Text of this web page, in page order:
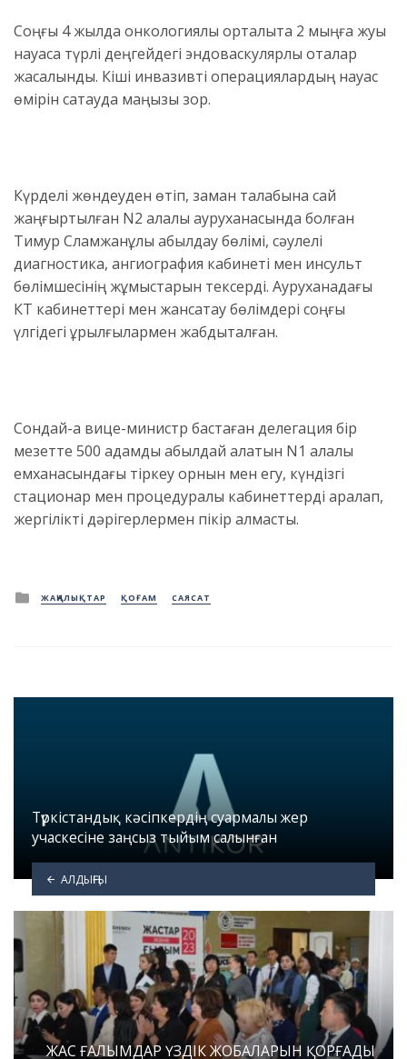
Соңғы 4 жылда онкологиялық орталықта 2 мыңға жуық
науқасқа түрлі деңгейдегі эндоваскулярлы оталар
жасалынды. Кіші инвазивті операциялардың науқас
өмірін сақтауда маңызы зор.
Күрделі жөндеуден өтіп, заман талабына сай
жаңғыртылған N2 қалалық ауруханасында болған
Тимур Сламжанұлы қабылдау бөлімі, сәулелі
диагностика, ангиография кабинеті мен инсульт
бөлімшесінің жұмыстарын тексерді. Ауруханадағы
КТ кабинеттері мен жансақтау бөлімдері соңғы
үлгідегі құрылғылармен жабдықталған.
Сондай-ақ вице-министр бастаған делегация бір
мезетте 500 адамды қабылдай алатын N1 қалалық
емханасындағы тіркеу орнын мен егу, күндізгі
стационар мен процедуралық кабинеттерді аралап,
жергілікті дәрігерлермен пікір алмасты.
Posted
in
ЖАҢАЛЫҚТАР ҚОҒАМ САЯСАТ
Түркістандық кәсіпкердің суармалы жер
учаскесіне заңсыз тыйым салынған
АЛДЫҢҒЫ
ЖАС ҒАЛЫМДАР ҮЗДІК ЖОБАЛАРЫН ҚОРҒАДЫ